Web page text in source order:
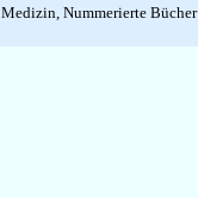
Nummerierte Bücher